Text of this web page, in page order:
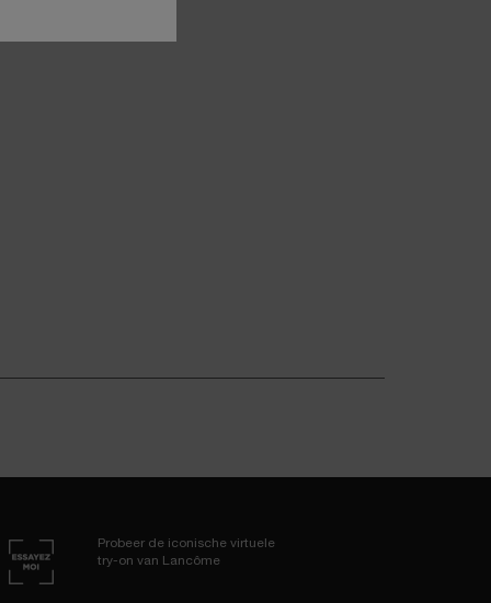
Probeer de iconische virtuele
try-on van Lancôme